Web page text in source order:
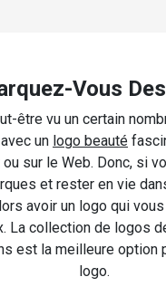
Vous
être vu un certain
un logo beauté
sur le Web. Donc, si
et rester en vie
avoir un logo qui
La collection de logos
est la meilleure option
logo.